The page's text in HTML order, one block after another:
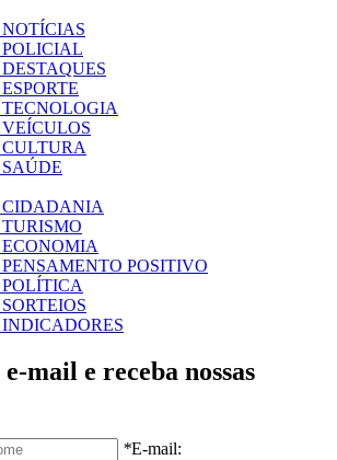
NOTÍCIAS
POLICIAL
DESTAQUES
ESPORTE
TECNOLOGIA
VEÍCULOS
CULTURA
SAÚDE
CIDADANIA
TURISMO
ECONOMIA
PENSAMENTO POSITIVO
POLÍTICA
SORTEIOS
INDICADORES
mail e receba nossas
*E-mail: